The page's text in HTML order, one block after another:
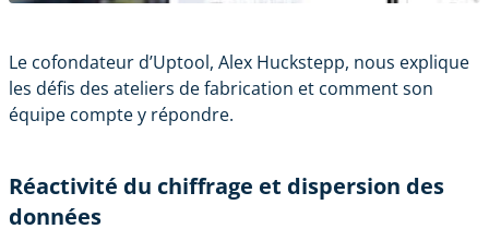
Le cofondateur d’Uptool, Alex Huckstepp, nous explique
les défis des ateliers de fabrication et comment son
équipe compte y répondre.
Réactivité du chiffrage et dispersion des
données